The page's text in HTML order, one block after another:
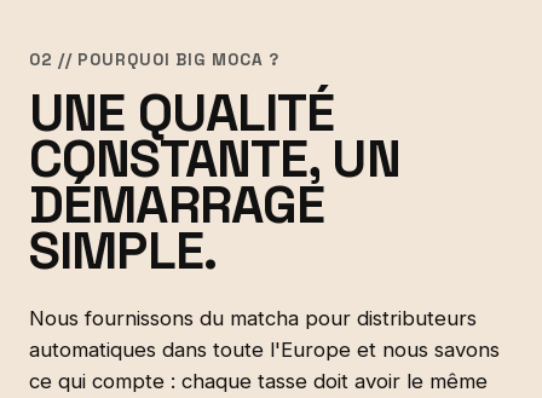
02 // POURQUOI BIG MOCA ?
UNE QUALITÉ
CONSTANTE, UN
DÉMARRAGE
SIMPLE.
Nous fournissons du matcha pour distributeurs
automatiques dans toute l'Europe et nous savons
ce qui compte : chaque tasse doit avoir le même